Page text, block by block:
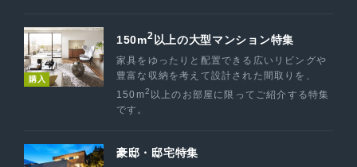
購入
150m2 以上の大型マンション特集
家具をゆったりと配置できる広いリビングや
豊富な収納を考えて設計された間取りを、
150m2 以上のお部屋に限ってご紹介する特集
です。
豪邸・邸宅特集